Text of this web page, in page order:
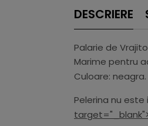
DESCRIERE
Palarie de
Marime pentru
Culoare: neagra.
Pelerina nu